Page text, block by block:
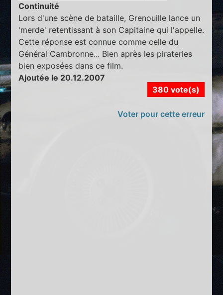
Continuité
Lors d'une scène de bataille, Grenouille lance un
'merde' retentissant à son Capitaine qui l'appelle.
Cette réponse est connue comme celle du
Général Cambronne... Bien après les pirateries
bien exposées dans ce film.
Ajoutée le 20.12.2007
380 vote(s)
Voter pour cette erreur